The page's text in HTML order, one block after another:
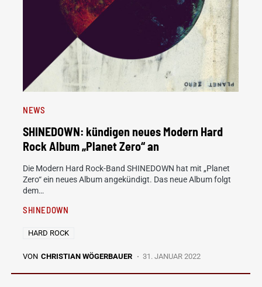
NEWS
SHINEDOWN: kündigen neues Modern Hard
Rock Album „Planet Zero“ an
Die Modern Hard Rock-Band SHINEDOWN hat mit „Planet
Zero“ ein neues Album angekündigt. Das neue Album folgt
dem…
SHINEDOWN
HARD ROCK
VON CHRISTIAN WÖGERBAUER 31. JANUAR 2022